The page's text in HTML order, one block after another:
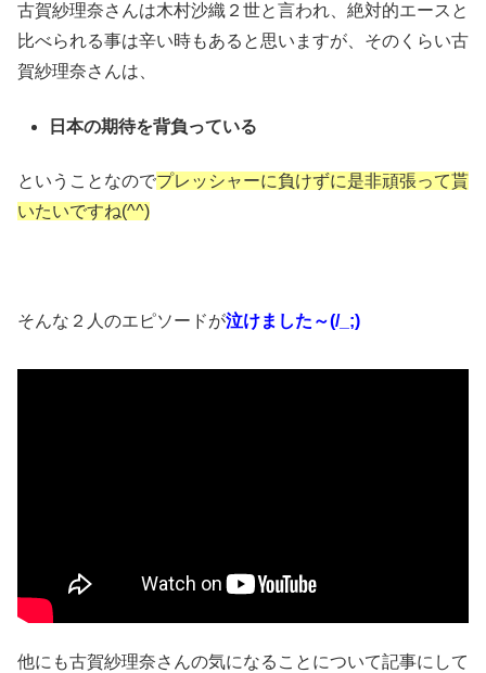
古賀紗理奈さんは木村沙織２世と言われ、絶対的エースと
比べられる事は辛い時もあると思いますが、そのくらい古
賀紗理奈さんは、
日本の期待を背負っている
ということなのでプレッシャーに負けずに是非頑張って貰
いたいですね(^^)
そんな２人のエピソードが泣けました～(/_;)
他にも古賀紗理奈さんの気になることについて記事にして